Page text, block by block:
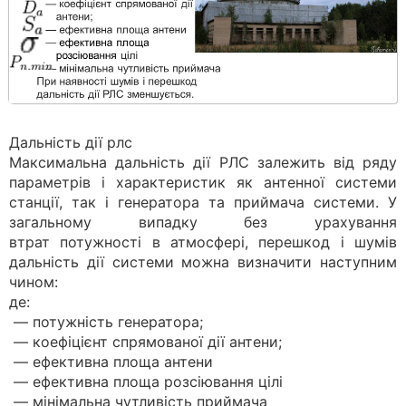
Дальність дії рлс
Максимальна дальність дії РЛС залежить від ряду
параметрів і характеристик як антенної системи
станції, так і генератора та приймача системи. У
загальному випадку без урахування
втрат потужності в атмосфері, перешкод і шумів
дальність дії системи можна визначити наступним
чином:
де:
— потужність генератора;
— коефіцієнт спрямованої дії антени;
— ефективна площа антени
— ефективна площа розсіювання цілі
— мінімальна чутливість приймача